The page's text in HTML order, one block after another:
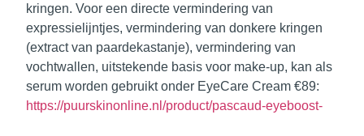
kringen. Voor een directe vermindering van
expressielijntjes, vermindering van donkere kringen
(extract van paardekastanje), vermindering van
vochtwallen, uitstekende basis voor make-up, kan als
serum worden gebruikt onder EyeCare Cream €89:
https://puurskinonline.nl/product/pascaud-eyeboost-